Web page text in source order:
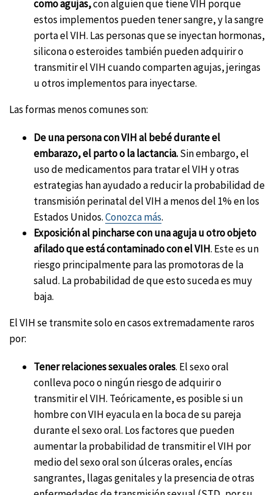
como agujas,con alguien que tiene VIH porque
estos implementos pueden tener sangre, y la sangre
porta el VIH. Las personas que se inyectan hormonas,
silicona o esteroides también pueden adquirir o
transmitir el VIH cuando comparten agujas, jeringas
u otros implementos para inyectarse.
Las formas menos comunes son:
De una persona con VIH al bebé durante el
embarazo, el parto o la lactancia.Sin embargo, el
uso de medicamentos para tratar el VIH y otras
estrategias han ayudado a reducir la probabilidad de
transmisión perinatal del VIH a menos del 1% en los
Estados Unidos.Conozca más.
Exposición al pincharse con una aguja u otro objeto
afilado que está contaminado con el VIH. Este es un
riesgo principalmente para las promotoras de la
salud. La probabilidad de que esto suceda es muy
baja.
El VIH se transmite solo en casos extremadamente raros
por:
Tener relaciones sexuales orales. El sexo oral
conlleva poco o ningún riesgo de adquirir o
transmitir el VIH. Teóricamente, es posible si un
hombre con VIH eyacula en la boca de su pareja
durante el sexo oral. Los factores que pueden
aumentar la probabilidad de transmitir el VIH por
medio del sexo oral son úlceras orales, encías
sangrantes, llagas genitales y la presencia de otras